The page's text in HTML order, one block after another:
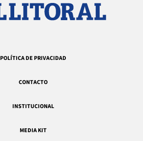
POLÍTICA DE PRIVACIDAD
CONTACTO
INSTITUCIONAL
MEDIA KIT